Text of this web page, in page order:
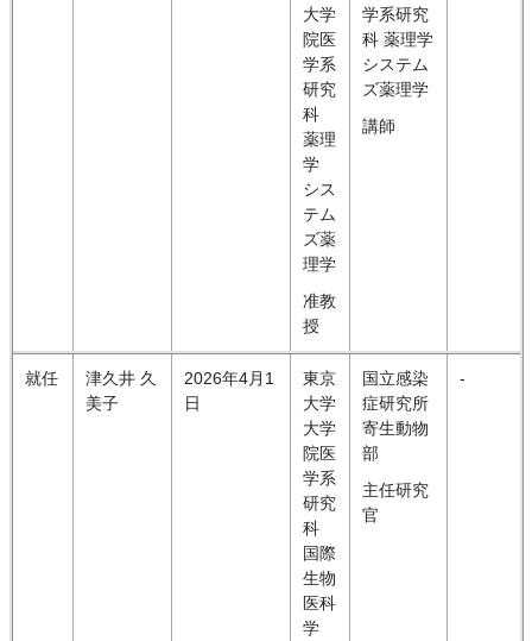
大学
院医
学系
研究
科
薬理
学
シス
テム
ズ薬
理学
准教
授
学系研究
科 薬理学
システム
ズ薬理学
講師
就任
津久井 久
美子
2026年4月1
日
東京
大学
大学
院医
学系
研究
科
国際
生物
医科
学
国立感染
症研究所
寄生動物
部
主任研究
官
-